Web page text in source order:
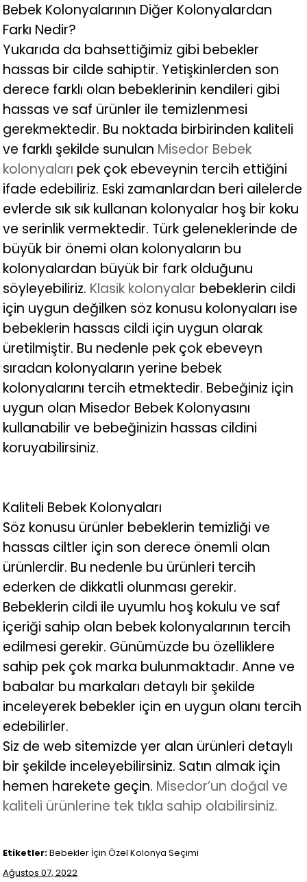
Bebek Kolonyalarının Diğer Kolonyalardan
Farkı Nedir?
Yukarıda da bahsettiğimiz gibi bebekler
hassas bir cilde sahiptir. Yetişkinlerden son
derece farklı olan bebeklerinin kendileri gibi
hassas ve saf ürünler ile temizlenmesi
gerekmektedir. Bu noktada birbirinden kaliteli
ve farklı şekilde sunulan Misedor Bebek
kolonyaları pek çok ebeveynin tercih ettiğini
ifade edebiliriz. Eski zamanlardan beri ailelerde
evlerde sık sık kullanan kolonyalar hoş bir koku
ve serinlik vermektedir. Türk geleneklerinde de
büyük bir önemi olan kolonyaların bu
kolonyalardan büyük bir fark olduğunu
söyleyebiliriz. Klasik kolonyalar bebeklerin cildi
için uygun değilken söz konusu kolonyaları ise
bebeklerin hassas cildi için uygun olarak
üretilmiştir. Bu nedenle pek çok ebeveyn
sıradan kolonyaların yerine bebek
kolonyalarını tercih etmektedir. Bebeğiniz için
uygun olan Misedor Bebek Kolonyasını
kullanabilir ve bebeğinizin hassas cildini
koruyabilirsiniz.
Kaliteli Bebek Kolonyaları
Söz konusu ürünler bebeklerin temizliği ve
hassas ciltler için son derece önemli olan
ürünlerdir. Bu nedenle bu ürünleri tercih
ederken de dikkatli olunması gerekir.
Bebeklerin cildi ile uyumlu hoş kokulu ve saf
içeriği sahip olan bebek kolonyalarının tercih
edilmesi gerekir. Günümüzde bu özelliklere
sahip pek çok marka bulunmaktadır. Anne ve
babalar bu markaları detaylı bir şekilde
inceleyerek bebekler için en uygun olanı tercih
edebilirler.
Siz de web sitemizde yer alan ürünleri detaylı
bir şekilde inceleyebilirsiniz. Satın almak için
hemen harekete geçin. Misedor’un doğal ve
kaliteli ürünlerine tek tıkla sahip olabilirsiniz.
Etiketler:Bebekler İçin Özel Kolonya Seçimi
Ağustos 07, 2022